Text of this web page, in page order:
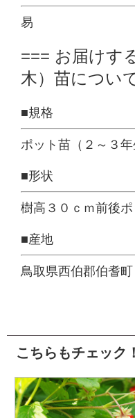
易
=== お届けす
木）苗につい
■規格
ポット苗（２～３
■形状
樹高３０ｃｍ前後
■産地
鳥取県西伯郡伯耆町
こちらもチェック！